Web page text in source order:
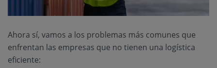
Ahora sí, vamos a los problemas más comunes que
enfrentan las empresas que no tienen una logística
eficiente: